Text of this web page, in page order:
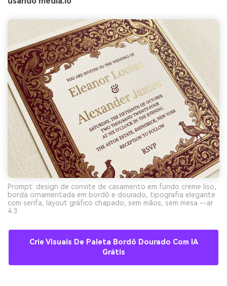
Prompt: design de convite de casamento em fundo creme liso,
borda ornamentada em bordô e dourado, tipografia elegante
com serifa, layout gráfico chapado, sem mãos, sem mesa --ar
4:3
Crie Visuais De Paleta Bordô Dourado Com IA
Grátis